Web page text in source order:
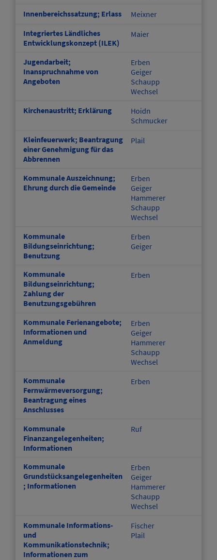
Innenbereichssatzung; Erlass
Meixner
Integriertes Ländliches
Entwicklungskonzept (ILEK)
Maier
Jugendarbeit;
Inanspruchnahme von
Angeboten
Erben
Geiger
Schaupp
Wechsel
Kirchenaustritt; Erklärung
Hoidn
Schmucker
Kleinfeuerwerk; Beantragung
einer Genehmigung für das
Abbrennen
Plail
Kommunale Auszeichnung;
Ehrung durch die Gemeinde
Erben
Geiger
Hammerer
Schaupp
Wechsel
Kommunale
Bildungseinrichtung;
Benutzung
Erben
Geiger
Kommunale
Bildungseinrichtung;
Zahlung der
Benutzungsgebühren
Erben
Kommunale Ferienangebote;
Informationen und
Anmeldung
Erben
Geiger
Hammerer
Schaupp
Wechsel
Kommunale
Fernwärmeversorgung;
Beantragung eines
Anschlusses
Erben
Kommunale
Finanzangelegenheiten;
Informationen
Ruf
Kommunale
Grundstücksangelegenheiten
; Informationen
Erben
Geiger
Hammerer
Schaupp
Wechsel
Kommunale Informations-
und
Kommunikationstechnik;
Informationen zum
Fischer
Plail